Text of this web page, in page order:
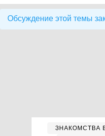
Обсуждение этой темы
ЗНАКОМСТВА